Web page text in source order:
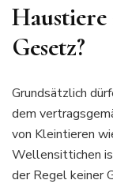
Haustiere
Gesetz?
Grundsätzlich
dem
von Kleintieren
Wellensittichen
der Regel keiner